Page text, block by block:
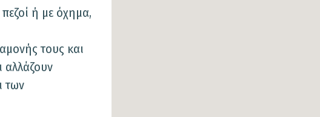
ή με όχημα,
τους και
αλλάζουν
των